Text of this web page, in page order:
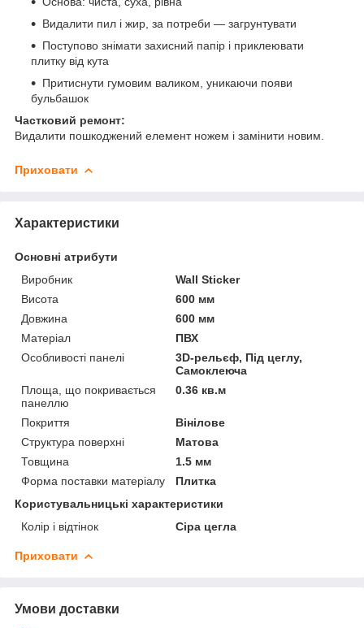
Видалити пил і жир, за потреби — загрунтувати
Поступово знімати захисний папір і приклеювати
плитку від кута
Притиснути гумовим валиком, уникаючи появи
бульбашок
Частковий ремонт:
Видалити пошкоджений елемент ножем і замінити новим.
Приховати
Характеристики
Основні атрибути
Виробник
Wall Sticker
Висота
600 мм
Довжина
600 мм
Матеріал
ПВХ
Особливості панелі
3D-рельєф, Під цеглу,
Самоклеюча
Площа, що покривається
панеллю
0.36 кв.м
Покриття
Вінілове
Структура поверхні
Матова
Товщина
1.5 мм
Форма поставки матеріалу
Плитка
Користувальницькі характеристики
Колір і відтінок
Сіра цегла
Приховати
Умови доставки